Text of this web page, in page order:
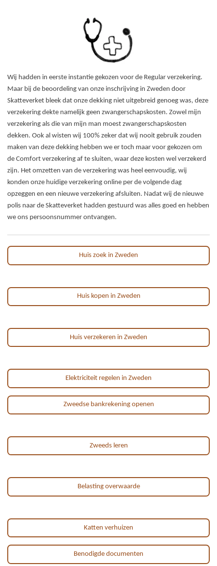
Wij hadden in eerste instantie gekozen voor de Regular verzekering.
Maar bij de beoordeling van onze inschrijving in Zweden door
Skatteverket bleek dat onze dekking niet uitgebreid genoeg was, deze
verzekering dekte namelijk geen zwangerschapskosten. Zowel mijn
verzekering als die van mijn man moest zwangerschapskosten
dekken. Ook al wisten wij 100% zeker dat wij nooit gebruik zouden
maken van deze dekking hebben we er toch maar voor gekozen om
de Comfort verzekering af te sluiten, waar deze kosten wel verzekerd
zijn. Het omzetten van de verzekering was heel eenvoudig, wij
konden onze huidige verzekering online per de volgende dag
opzeggen en een nieuwe verzekering afsluiten. Nadat wij de nieuwe
polis naar de Skatteverket hadden gestuurd was alles goed en hebben
we ons persoonsnummer ontvangen.
Huis zoek in Zweden
Huis kopen in Zweden
Huis verzekeren in Zweden
Elektriciteit regelen in Zweden
Zweedse bankrekening openen
Zweeds leren
Belasting overwaarde
Katten verhuizen
Benodigde documenten